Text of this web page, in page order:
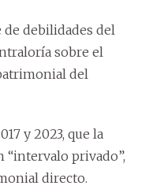
debilidades del
sobre el
del
y 2023, que la
privado”,
directo.